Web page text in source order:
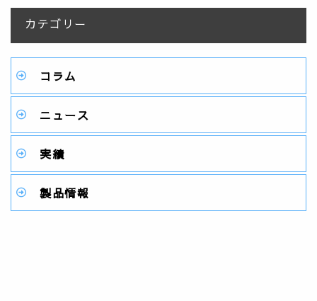
カテゴリー
コラム
ニュース
実績
製品情報